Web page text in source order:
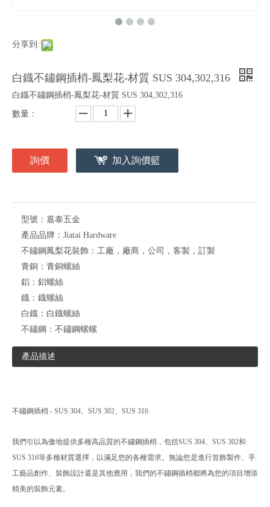
分享到:
白鐡不鏽鋼插梢-鳳梨花-材質 SUS 304,302,316
白鐡不鏽鋼插梢-鳳梨花-材質 SUS 304,302,316
數量：
詢價 加入詢價籃
型號： 嘉泰五金
產品品牌： Jiatai Hardware
不鏽鋼鳳梨花裝飾： 工廠，廠商，公司，客製，訂製
青銅： 青銅螺絲
鋁： 鋁螺絲
鐡： 鐡螺絲
白鐡： 白鐡螺絲
不鏽鋼： 不鏽鋼螺螺
產品描述
不鏽鋼插梢 - SUS 304、SUS 302、SUS 316
我們引以為傲地提供多種高品質的不鏽鋼插梢，包括SUS 304、SUS 302和
SUS 316等多種材質選擇，以滿足您的各種需求。無論您是進行首飾製作、手
工藝品創作、裝飾設計還是其他應用，我們的不鏽鋼插梢都將為您的項目增添
精美的裝飾元素。